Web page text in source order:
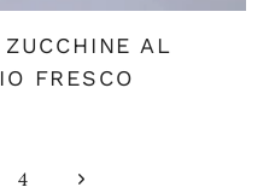
AL
FRESCO
4
Pagina